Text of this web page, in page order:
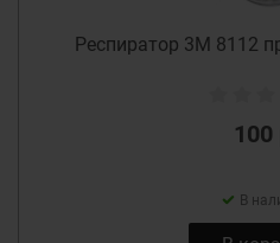
Респиратор 3М 8112
100
В